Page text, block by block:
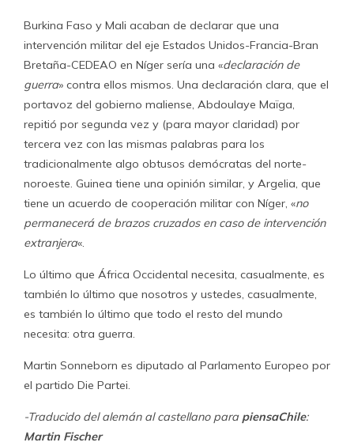
Burkina Faso y Mali acaban de declarar que una
intervención militar del eje Estados Unidos-Francia-Bran
Bretaña-CEDEAO en Níger sería una «declaración de
guerra» contra ellos mismos. Una declaración clara, que el
portavoz del gobierno maliense, Abdoulaye Maïga,
repitió por segunda vez y (para mayor claridad) por
tercera vez con las mismas palabras para los
tradicionalmente algo obtusos demócratas del norte-
noroeste. Guinea tiene una opinión similar, y Argelia, que
tiene un acuerdo de cooperación militar con Níger, «no
permanecerá de brazos cruzados en caso de intervención
extranjera«.
Lo último que África Occidental necesita, casualmente, es
también lo último que nosotros y ustedes, casualmente,
es también lo último que todo el resto del mundo
necesita: otra guerra.
Martin Sonneborn es diputado al Parlamento Europeo por
el partido Die Partei.
-Traducido del alemán al castellano para piensaChile:
Martin Fischer